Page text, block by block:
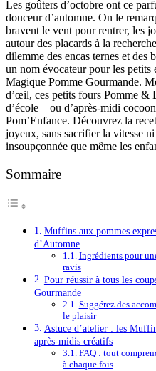
Les goûters d’octobre ont ce
douceur d’automne. On le
bravent le vent pour rentrer, les
autour des placards à la
dilemme des encas ternes et
un nom évocateur pour les
Magique Pomme Gourmande.
d’œil, ces petits fours Pomme &
d’école – ou d’après-midi
Pom’Enfance. Découvrez la
joyeux, sans sacrifier la vitesse
insoupçonnée que même les
Sommaire
Muffins aux pommes
d’Automne
Ingrédients pour
ravis
Pour réussir à tous les
Gourmande
Suggérez des
le plaisir
Astuce d’atelier : les
après-midis créatifs
FAQ : tout
à chaque fois